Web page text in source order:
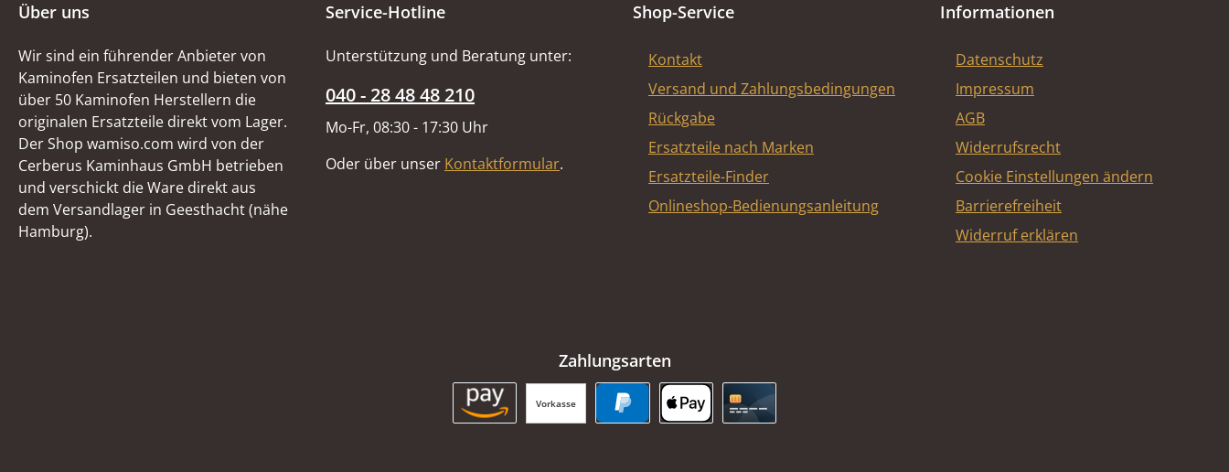
Über uns
Wir sind ein führender Anbieter von
Kaminofen Ersatzteilen und bieten von
über 50 Kaminofen Herstellern die
originalen Ersatzteile direkt vom Lager.
Der Shop wamiso.com wird von der
Cerberus Kaminhaus GmbH betrieben
und verschickt die Ware direkt aus
dem Versandlager in Geesthacht (nähe
Hamburg).
Service-Hotline
Unterstützung und Beratung unter:
040 - 28 48 48 210
Mo-Fr, 08:30 - 17:30 Uhr
Oder über unser Kontaktformular.
Shop-Service
Kontakt
Versand und Zahlungsbedingungen
Rückgabe
Ersatzteile nach Marken
Ersatzteile-Finder
Onlineshop-Bedienungsanleitung
Informationen
Datenschutz
Impressum
AGB
Widerrufsrecht
Cookie Einstellungen ändern
Barrierefreiheit
Widerruf erklären
Zahlungsarten
Vorkasse